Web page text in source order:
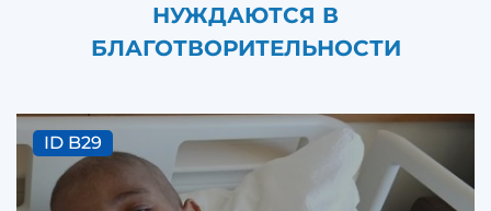
НУЖДАЮТСЯ В
БЛАГОТВОРИТЕЛЬНОСТИ
ID B29